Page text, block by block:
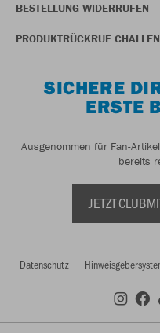
BESTELLUNG WIDERRUFEN
PRODUKTRÜCKRUF
SICHERE
ERSTE
Ausgenommen für Fan-
bereits
JETZT
Datenschutz